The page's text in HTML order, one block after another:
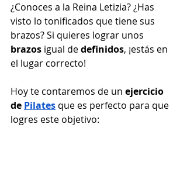
¿Conoces a la Reina Letizia? ¿Has
visto lo tonificados que tiene sus
brazos? Si quieres lograr unos
brazos igual de definidos, ¡estás en
el lugar correcto!
Hoy te contaremos de un ejercicio
de Pilates que es perfecto para que
logres este objetivo: